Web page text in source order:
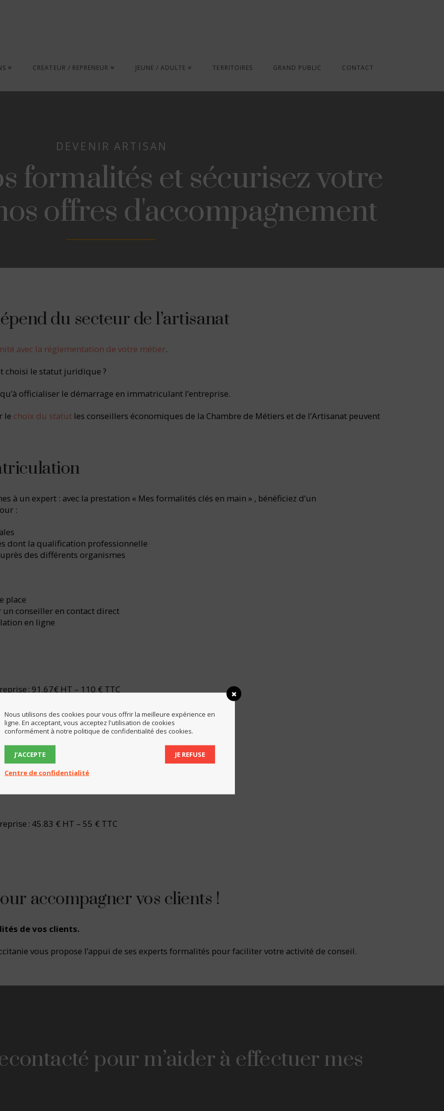
CREATEUR / REPRENEUR JEUNE / ADULTE TERRITOIRES GRAND PUBLIC CONTACT
DEVENIR ARTISAN
formalités et sécurisez votre
offres d'accompagnement
du secteur de l’artisanat
avec la réglementation de votre métier.
choisi le statut juridique ?
officialiser le démarrage en immatriculant l’entreprise.
le choix du statut les conseillers économiques de la Chambre de Métiers et de l’Artisanat peuvent
à un expert : avec la prestation « Mes formalités clés en main » , bénéficiez d’un
:
dont la qualification professionnelle
des différents organismes
place
conseiller en contact direct
en ligne
: 91.67€ HT – 110 € TTC
: 58.33€ HT – 70€ TTC
: 45.83 € HT – 55 € TTC
accompagner vos clients !
de vos clients.
vous propose l’appui de ses experts formalités pour faciliter votre activité de conseil.
pour m’aider à effectuer mes
Nous utilisons des cookies pour vous offrir la meilleure expérience en
ligne. En acceptant, vous acceptez l'utilisation de cookies
conformément à notre politique de confidentialité des cookies.
J’ACCEPTE JE REFUSE
Centre de confidentialité